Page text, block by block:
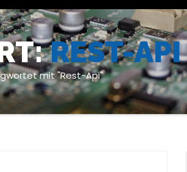
REST-API
mit "Rest-Api"